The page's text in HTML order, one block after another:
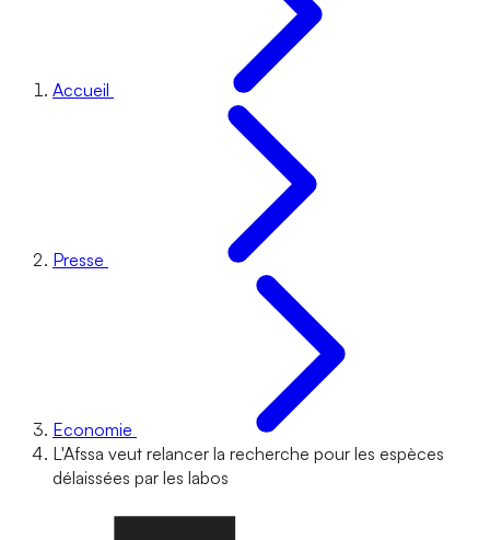
Accueil
Presse
Economie
L'Afssa veut relancer la recherche pour les espèces
délaissées par les labos